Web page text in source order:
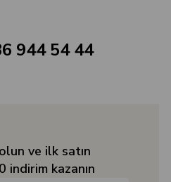
944 54 44
ve ilk satın
indirim kazanın